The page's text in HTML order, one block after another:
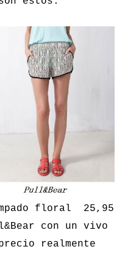
floral 25,95
con un vivo
realmente